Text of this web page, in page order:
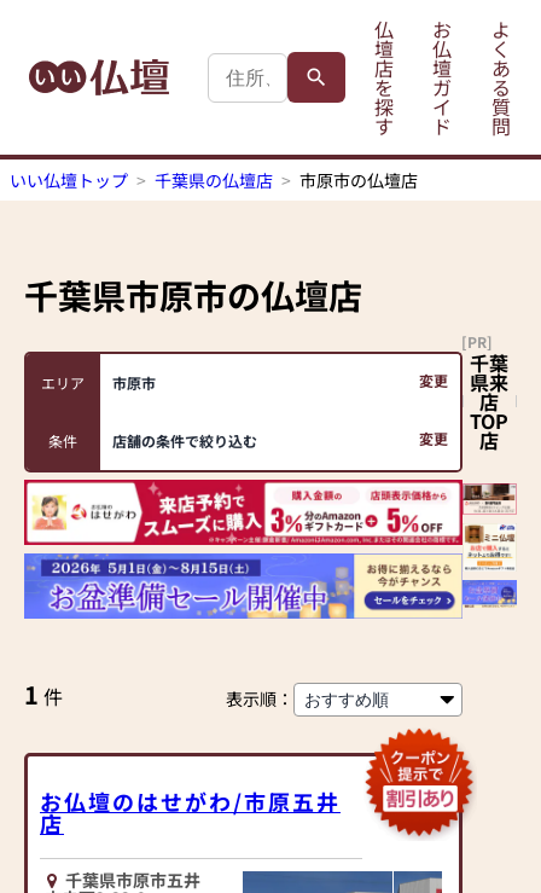
仏
壇
店
を
探
す
お
仏
壇
ガ
イ
ド
よ
く
あ
る
質
問
いい仏壇トップ 千葉県の仏壇店 市原市の仏壇店
千葉県市原市の仏壇店
エリア 市原市 変更
条件 店舗の条件で絞り込む 変更
1 件 表示順：
お仏壇のはせがわ/市原五井
店
千葉県市原市五井
千葉
県来
店
TOP
店
[PR]